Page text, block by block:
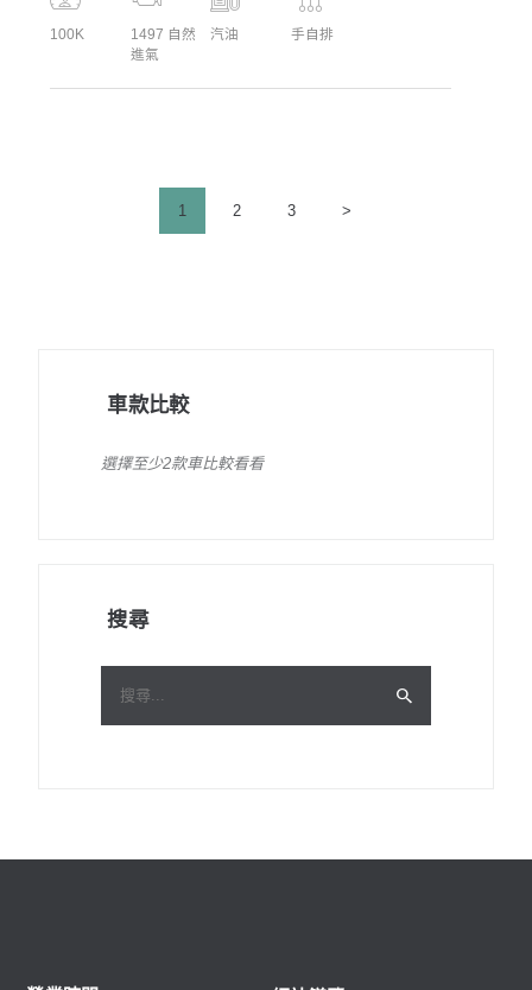
100K
1497 自然
進氣
汽油 手自排
PAGE
1 PAGE
2 PAGE
3 >
車款比較
選擇至少2款車比較看看
搜尋
關